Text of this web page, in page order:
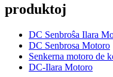
produktoj
DC Senbroŝa Ilara
DC Senbrosa Motoro
Senkerna motoro de
DC-Ilara Motoro